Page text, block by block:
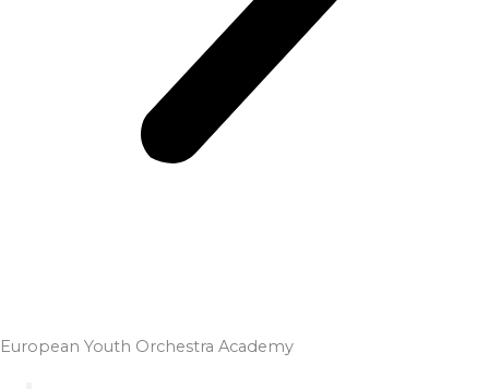
European Youth Orchestra Academy